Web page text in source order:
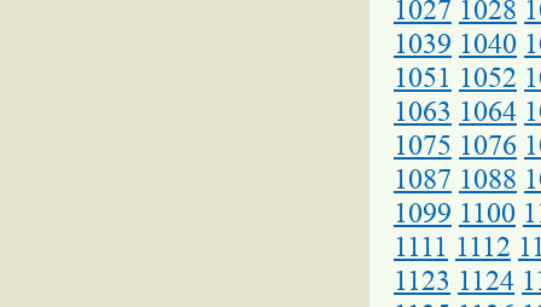
1027 1028
1039 1040
1051 1052
1063 1064
1075 1076
1087 1088
1099 1100
1111 1112
1123 1124